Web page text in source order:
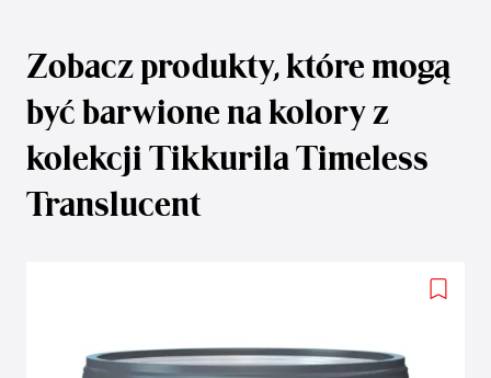
Zobacz produkty, które mogą
być barwione na kolory z
kolekcji Tikkurila Timeless
Translucent
Add